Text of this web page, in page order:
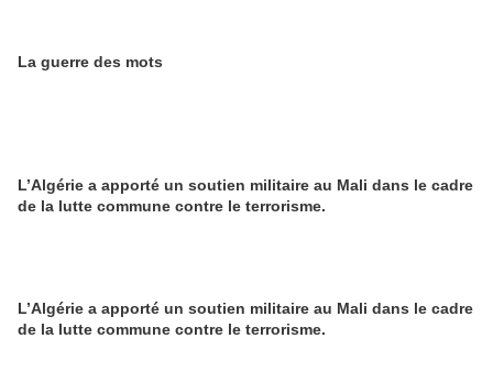
La guerre des mots
L’Algérie a apporté un soutien militaire au Mali dans le cadre
de la lutte commune contre le terrorisme.
L’Algérie a apporté un soutien militaire au Mali dans le cadre
de la lutte commune contre le terrorisme.